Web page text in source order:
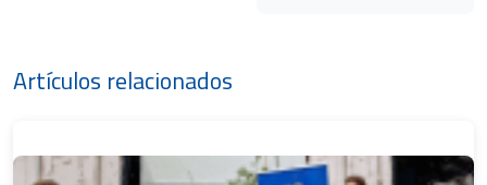
Artículos relacionados